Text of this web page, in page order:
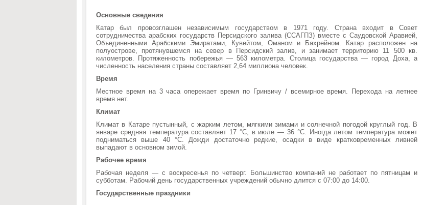
Основные сведения
Катар был провозглашен независимым государством в 1971 году. Страна входит в Совет
сотрудничества арабских государств Персидского залива (ССАГПЗ) вместе с Саудовской Аравией,
Объединенными Арабскими Эмиратами, Кувейтом, Оманом и Бахрейном. Катар расположен на
полуострове, протянувшемся на север в Персидский залив, и занимает территорию 11 500 кв.
километров. Протяженность побережья — 563 километра. Столица государства — город Доха, а
численность населения страны составляет 2,64 миллиона человек.
Время
Местное время на 3 часа опережает время по Гринвичу / всемирное время. Перехода на летнее
время нет.
Климат
Климат в Катаре пустынный, с жарким летом, мягкими зимами и солнечной погодой круглый год. В
январе средняя температура составляет 17 °C, в июле — 36 °C. Иногда летом температура может
подниматься выше 40 °C. Дожди достаточно редкие, осадки в виде кратковременных ливней
выпадают в основном зимой.
Рабочее время
Рабочая неделя — с воскресенья по четверг. Большинство компаний не работает по пятницам и
субботам. Рабочий день государственных учреждений обычно длится с 07:00 до 14:00.
Государственные праздники